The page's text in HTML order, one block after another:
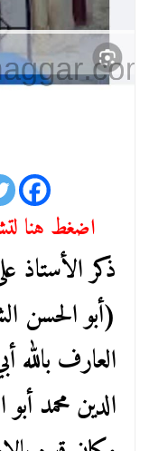
اضغط هنا
ذكر الأستاذ
(أبو الحسن
العارف
الدين محمد